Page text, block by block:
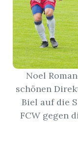
App
Noel
schönen
Biel auf die
FCW gegen